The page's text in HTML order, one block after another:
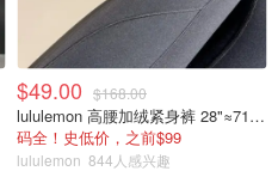
$49.00 $168.00
lululemon 高腰加绒紧身裤 28"≈71cm 5个口袋
码全！史低价，之前$99
lululemon 844人感兴趣